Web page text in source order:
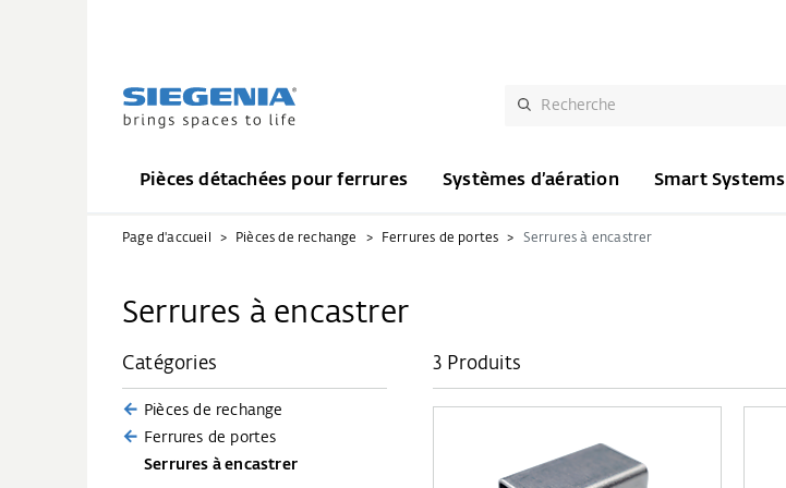
Pièces détachées pour ferrures Systèmes d’aération Smart Systems
Page d'accueil Pièces de rechange Ferrures de portes Serrures à encastrer
Serrures à encastrer
Catégories
Pièces de rechange
Ferrures de portes
Serrures à encastrer
3 Produits